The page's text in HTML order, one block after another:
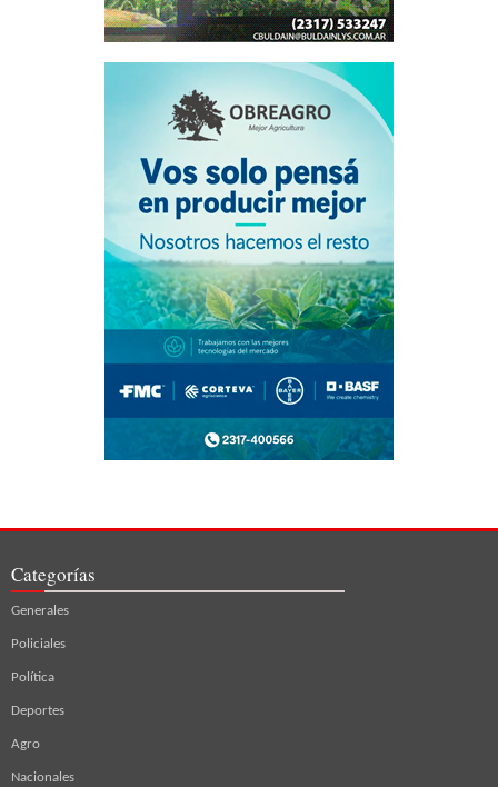
Categorías
Generales
Policiales
Política
Deportes
Agro
Nacionales